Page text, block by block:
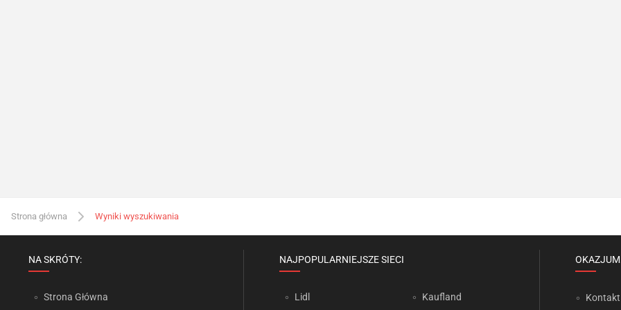
Strona główna Wyniki wyszukiwania
NA SKRÓTY:
Strona Główna
NAJPOPULARNIEJSZE SIECI
Lidl Kaufland Kontakt